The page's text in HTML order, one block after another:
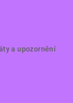
a upozornění